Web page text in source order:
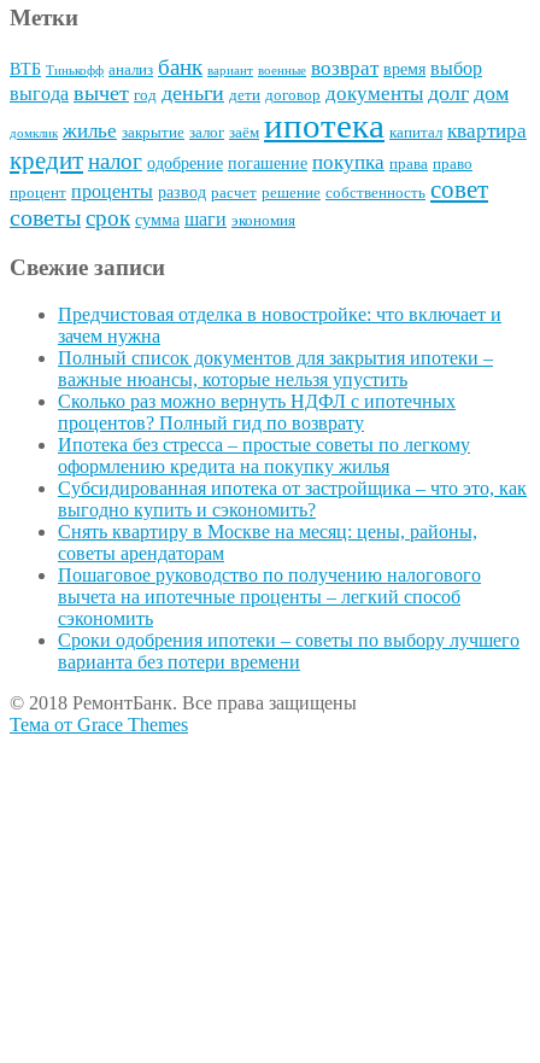
Метки
ВТБ Тинькофф анализ банк вариант военные возврат время выбор
выгода вычет год деньги дети договор документы долг дом
домклик жилье закрытие залог заём ипотека капитал квартира
кредитналог одобрение погашение покупка права право
процент проценты развод расчет решение собственность совет
советысрок сумма шаги экономия
Свежие записи
Предчистовая отделка в новостройке: что включает и
зачем нужна
Полный список документов для закрытия ипотеки –
важные нюансы, которые нельзя упустить
Сколько раз можно вернуть НДФЛ с ипотечных
процентов? Полный гид по возврату
Ипотека без стресса – простые советы по легкому
оформлению кредита на покупку жилья
Субсидированная ипотека от застройщика – что это, как
выгодно купить и сэкономить?
Снять квартиру в Москве на месяц: цены, районы,
советы арендаторам
Пошаговое руководство по получению налогового
вычета на ипотечные проценты – легкий способ
сэкономить
Сроки одобрения ипотеки – советы по выбору лучшего
варианта без потери времени
© 2018 РемонтБанк. Все права защищены
Тема от Grace Themes